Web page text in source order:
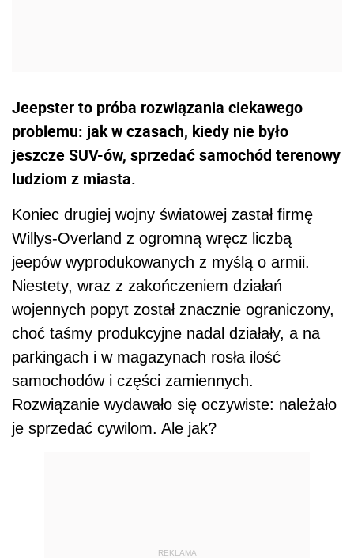
Jeepster to próba rozwiązania ciekawego
problemu: jak w czasach, kiedy nie było
jeszcze SUV-ów, sprzedać samochód terenowy
ludziom z miasta.
Koniec drugiej wojny światowej zastał firmę
Willys-Overland z ogromną wręcz liczbą
jeepów wyprodukowanych z myślą o armii.
Niestety, wraz z zakończeniem działań
wojennych popyt został znacznie ograniczony,
choć taśmy produkcyjne nadal działały, a na
parkingach i w magazynach rosła ilość
samochodów i części zamiennych.
Rozwiązanie wydawało się oczywiste: należało
je sprzedać cywilom. Ale jak?
REKLAMA